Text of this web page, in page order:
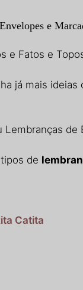
e
e Fatos e
já mais ideias
de
Catita